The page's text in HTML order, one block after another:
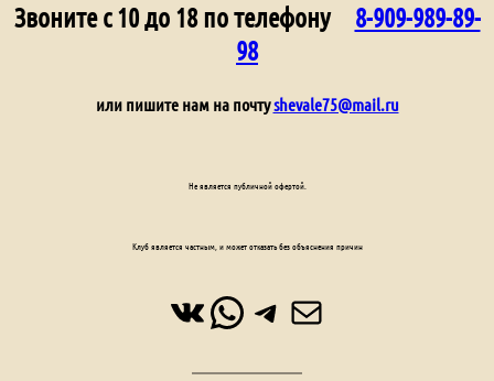
Звоните с 10 до 18 по телефону
8-909-989-89-
98
или пишите нам на почтуshevale75@mail.ru
ВКонтакте
WhatsApp
Telegram
Почта